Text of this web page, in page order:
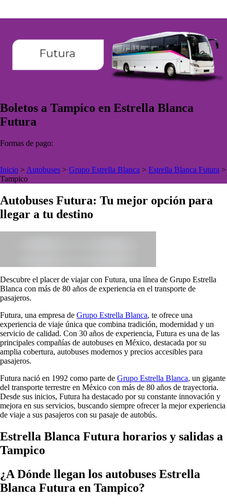
Boletos a Tampico en Estrella Blanca
Futura
Formas de pago:
Inicio > Autobuses > Grupo Estrella Blanca > Estrella Blanca Futura >
Tampico
Autobuses Futura: Tu mejor opción para
llegar a tu destino
Descubre el placer de viajar con Futura, una línea de Grupo Estrella
Blanca con más de 80 años de experiencia en el transporte de
pasajeros.
Futura, una empresa de Grupo Estrella Blanca, te ofrece una
experiencia de viaje única que combina tradición, modernidad y un
servicio de calidad. Con 30 años de experiencia, Futura es una de las
principales compañías de autobuses en México, destacada por su
amplia cobertura, autobuses modernos y precios accesibles para
pasajeros.
Futura nació en 1992 como parte de Grupo Estrella Blanca, un gigante
del transporte terrestre en México con más de 80 años de trayectoria.
Desde sus inicios, Futura ha destacado por su constante innovación y
mejora en sus servicios, buscando siempre ofrecer la mejor experiencia
de viaje a sus pasajeros con su pasaje de autobús.
Estrella Blanca Futura horarios y salidas a
Tampico
¿A Dónde llegan los autobuses Estrella
Blanca Futura en Tampico?